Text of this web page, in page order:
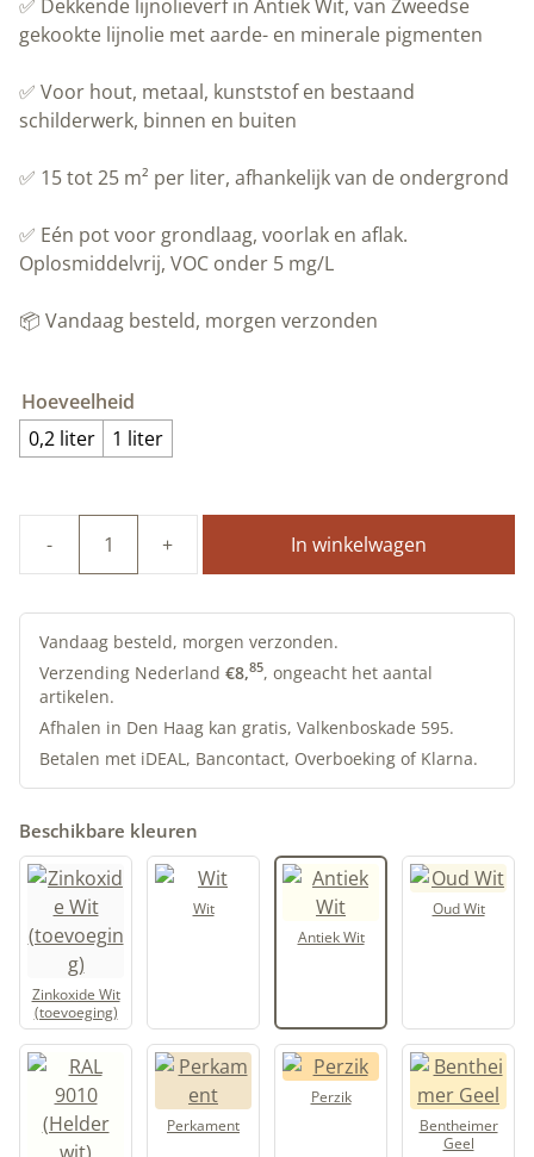
✅ Dekkende lijnolieverf in Antiek Wit, van Zweedse
gekookte lijnolie met aarde- en minerale pigmenten
✅ Voor hout, metaal, kunststof en bestaand
schilderwerk, binnen en buiten
✅ 15 tot 25 m² per liter, afhankelijk van de ondergrond
✅ Eén pot voor grondlaag, voorlak en aflak.
Oplosmiddelvrij, VOC onder 5 mg/L
📦 Vandaag besteld, morgen verzonden
Hoeveelheid
0,2 liter
1 liter
Lijnolieverf
|
Antiek
|
Allbäck
aantal
In winkelwagen
Vandaag besteld, morgen verzonden.
Verzending Nederland €8,85, ongeacht het aantal
artikelen.
Afhalen in Den Haag kan gratis, Valkenboskade 595.
Betalen met iDEAL, Bancontact, Overboeking of Klarna.
Beschikbare kleuren
Zinkoxide Wit
(toevoeging)
Wit
Antiek Wit
Oud Wit
Perkament
Perzik
Bentheimer
Geel